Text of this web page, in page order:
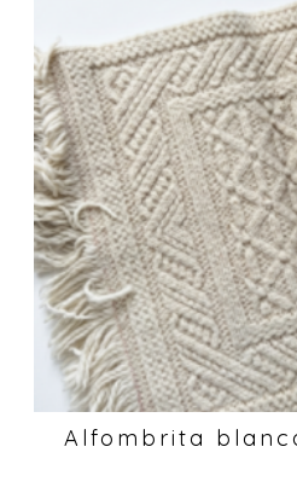
Alfombrita